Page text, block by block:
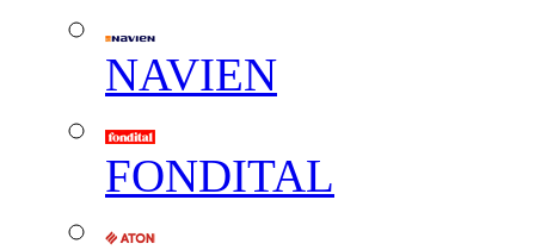
NAVIEN
FONDITAL